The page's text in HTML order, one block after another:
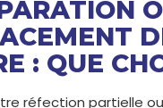
: QUE
réfection partielle ou